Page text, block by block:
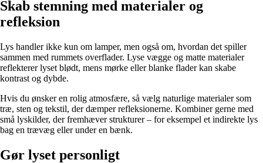
Skab stemning med materialer og
refleksion
Lys handler ikke kun om lamper, men også om, hvordan det spiller
sammen med rummets overflader. Lyse vægge og matte materialer
reflekterer lyset blødt, mens mørke eller blanke flader kan skabe
kontrast og dybde.
Hvis du ønsker en rolig atmosfære, så vælg naturlige materialer som
træ, sten og tekstil, der dæmper refleksionerne. Kombiner gerne med
små lyskilder, der fremhæver strukturer – for eksempel et indirekte lys
bag en trævæg eller under en bænk.
Gør lyset personligt